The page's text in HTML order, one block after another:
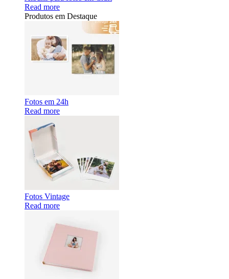
Read more
Produtos em Destaque
Fotos em 24h
Read more
Fotos Vintage
Read more